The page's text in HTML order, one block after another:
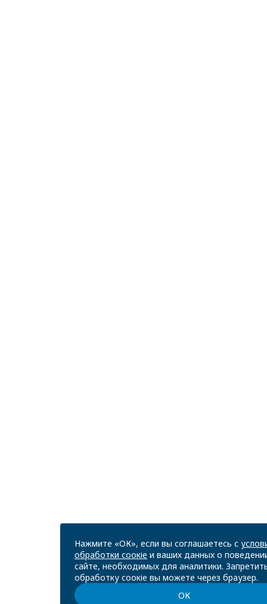
Нажмите «ОК», если вы соглашаетесь с
обработки соокіе и ваших данных о
сайте, необходимых для аналитики.
обработку соокіе вы можете через браузер.
ОК